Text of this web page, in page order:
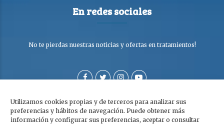
Utilizamos cookies propias y de terceros para analizar sus
preferencias y hábitos de navegación. Puede obtener más
información y configurar sus preferencias, aceptar o consultar
En redes sociales
No te pierdas nuestras noticias y ofertas en tratamientos!